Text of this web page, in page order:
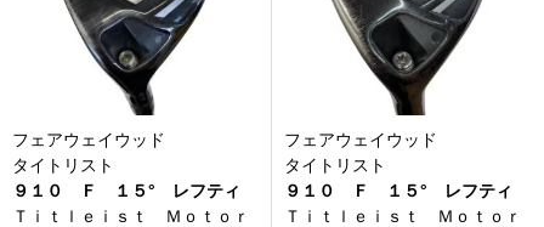
フェアウェイウッド
タイトリスト
９１０ Ｆ １５° レフティ
Ｔｉｔｌｅｉｓｔ Ｍｏｔｏｒ
フェアウェイウッド
タイトリスト
９１０ Ｆ １５° レフティ
Ｔｉｔｌｅｉｓｔ Ｍｏｔｏｒ